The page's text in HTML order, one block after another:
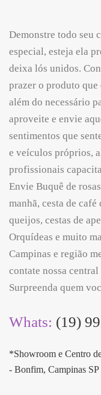
Demonstre todo seu
especial, esteja ela
deixa lós unidos.
prazer o produto que
além do necessário
aproveite e envie
sentimentos que
e veículos próprios,
profissionais
Envie Buquê de
manhã, cesta de café
queijos, cestas de
Orquídeas e muito
Campinas e região
contate nossa
Surpreenda quem
Whats: (19)
*Showroom e Centro
- Bonfim, Campinas SP